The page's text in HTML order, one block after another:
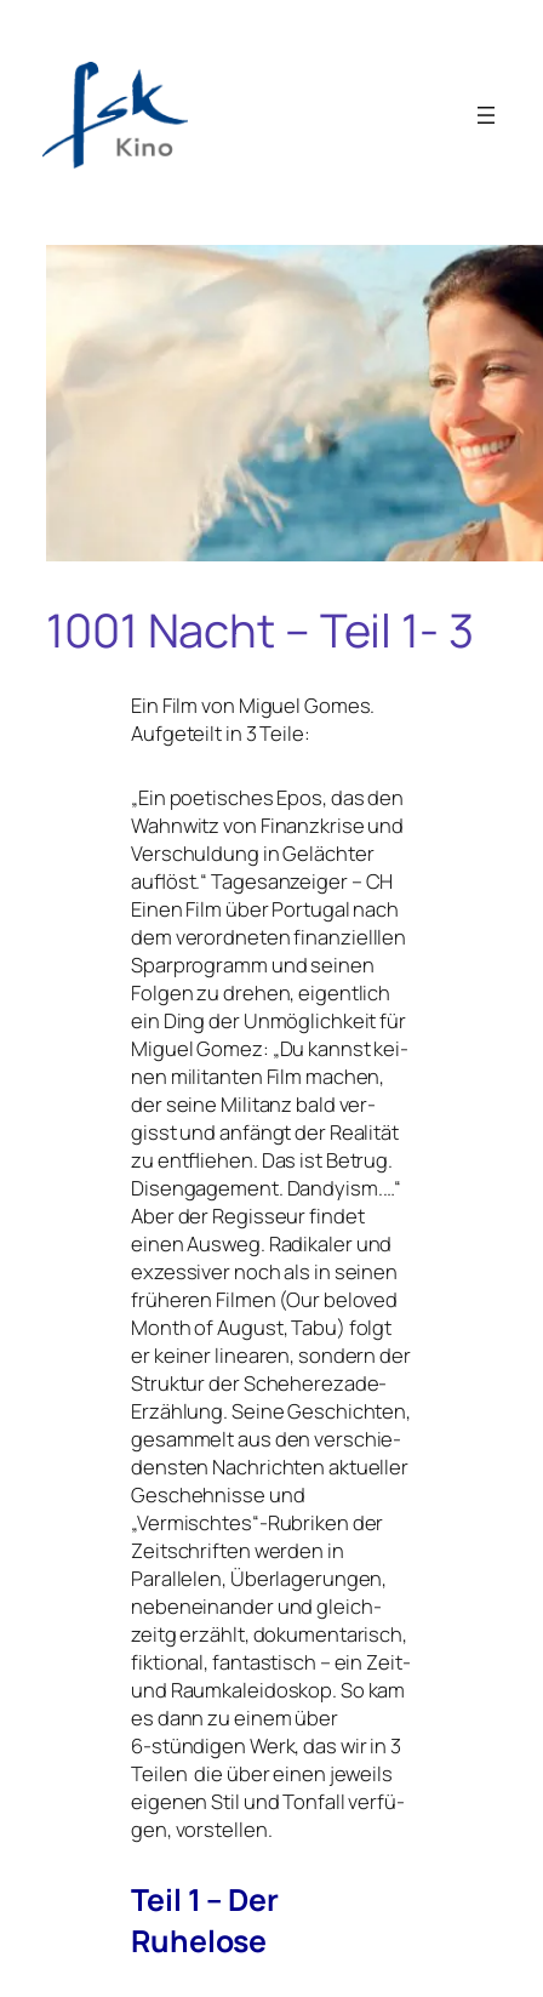
1001 Nacht – Teil 1- 3
Ein Film von Miguel Gomes.
Aufgeteilt in 3 Teile:
„Ein poe­ti­sches Epos, das den
Wahnwitz von Finanzkrise und
Verschuldung in Gelächter
auf­löst.“ Tagesanzeiger –CH
Einen Film über Portugal nach
dem ver­ord­ne­ten finan­zi­ell­len
Sparprogramm und sei­nen
Folgen zu dre­hen, eigent­lich
ein Ding der Unmöglichkeit für
Miguel Gomez: „Du kannst kei­
nen mili­tan­ten Film machen,
der sei­ne Militanz bald ver­
gisst und anfängt der Realität
zu ent­flie­hen. Das ist Betrug.
Disengagement. Dandyism.…“
Aber der Regisseur fin­det
einenAusweg. Radikaler und
exzes­si­ver noch als in sei­nen
frü­he­ren Filmen (Our bel­oved
Month of August, Tabu) folgt
er kei­ner linea­ren, son­dern der
Struktur der Scheherezade-
Erzählung. Seine Geschichten,
gesam­melt aus den ver­schie­
dens­ten Nachrichten aktu­el­ler
Geschehnisse und
„Vermischtes“-Rubriken der
Zeitschriften wer­den in
Parallelen, Überlagerungen,
neben­ein­an­der und gleich­
zeitg erzählt, doku­men­ta­risch,
fik­tio­nal, fan­tas­tisch – ein Zeit-
und Raumkaleidoskop. So kam
es dann zu einem über
6‑stündigen Werk, das wir in 3
Teilen die über einen jeweils
eige­nen Stil und Tonfall ver­fü­
gen, vorstellen.
Teil 1 – Der
Ruhelose